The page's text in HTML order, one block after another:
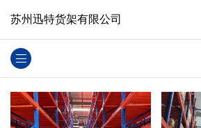
苏州迅特货架有限公司